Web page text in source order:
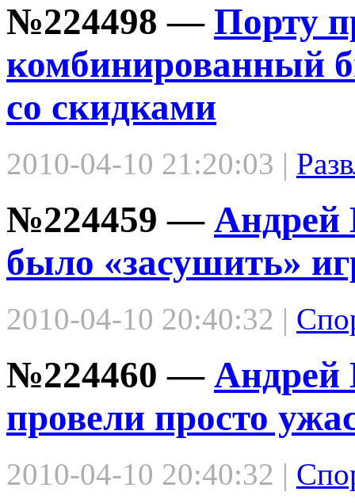
№224498 — Порту
комбинированный
со скидками
2010-04-10 21:20:03 |
№224459 — Андрей
было «засушить»
2010-04-10 20:40:32 |
№224460 — Андрей
провели просто
2010-04-10 20:40:32 |